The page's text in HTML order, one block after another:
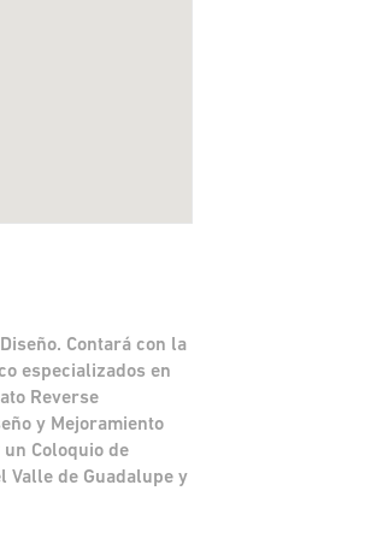
Contará con la
especializados en
Reverse
y Mejoramiento
Coloquio de
Valle de Guadalupe y